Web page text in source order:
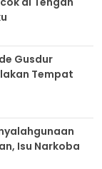
Gusdur
Tempat
Isu Narkoba